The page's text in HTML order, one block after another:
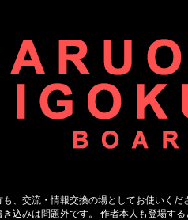
、交流・情報交換の場としてお使いくだ
込みは問題外です。 作者本人も登場す